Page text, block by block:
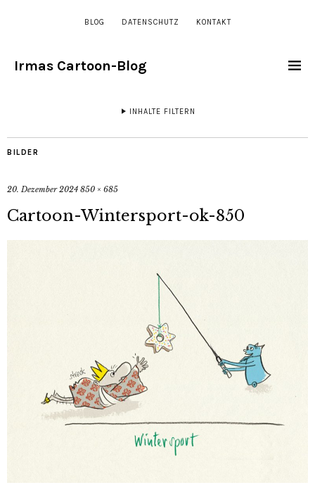
BLOG DATENSCHUTZ KONTAKT
Irmas Cartoon-Blog
INHALTE FILTERN
BILDER
20. Dezember 2024 850 × 685
Cartoon-Wintersport-ok-850